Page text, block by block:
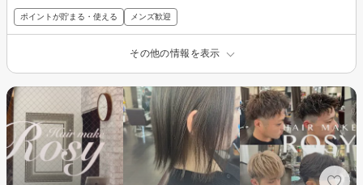
ポイントが貯まる・使える メンズ歓迎
その他の情報を表示